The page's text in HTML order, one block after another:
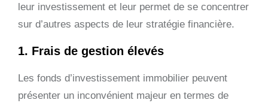
leur investissement et leur permet de se concentrer
sur d’autres aspects de leur stratégie financière.
1. Frais de gestion élevés
Les fonds d’investissement immobilier peuvent
présenter un inconvénient majeur en termes de